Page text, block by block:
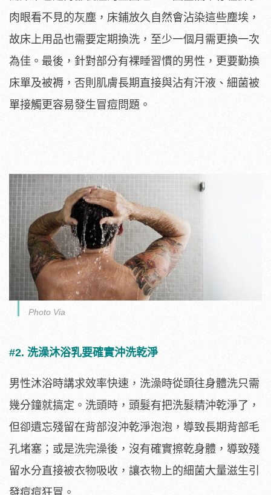
肉眼看不見的灰塵，床鋪放久自然會沾染這些塵埃，
故床上用品也需要定期換洗，至少一個月需更換一次
為佳。最後，針對部分有裸睡習慣的男性，更要勤換
床單及被褥，否則肌膚長期直接與沾有汗液、細菌被
單接觸更容易發生冒痘問題。
Photo Via
#2. 洗澡沐浴乳要確實沖洗乾淨
男性沐浴時講求效率快速，洗澡時從頭往身體洗只需
幾分鐘就搞定。洗頭時，頭髮有把洗髮精沖乾淨了，
但卻遺忘殘留在背部沒沖乾淨泡泡，導致長期背部毛
孔堵塞；或是洗完澡後，沒有確實擦乾身體，導致殘
留水分直接被衣物吸收，讓衣物上的細菌大量滋生引
發痘痘狂冒。